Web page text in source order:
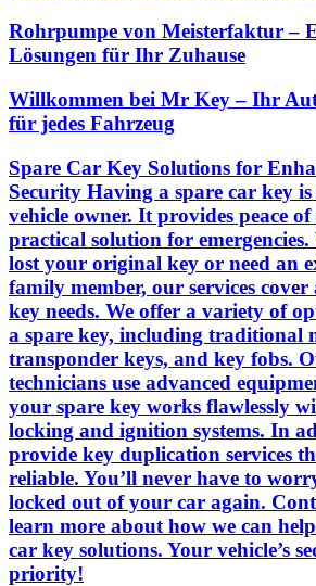
Rohrpumpe von Meisterfaktur –
Lösungen für Ihr Zuhause
Willkommen bei Mr Key – Ihr
für jedes Fahrzeug
Spare Car Key Solutions for
Security Having a spare car key
vehicle owner. It provides peace
practical solution for emergencies.
lost your original key or need an
family member, our services
key needs. We offer a variety of
a spare key, including traditional
transponder keys, and key fobs.
technicians use advanced
your spare key works flawlessly
locking and ignition systems. In
provide key duplication services
reliable. You’ll never have to
locked out of your car again.
learn more about how we can
car key solutions. Your vehicle’s
priority!